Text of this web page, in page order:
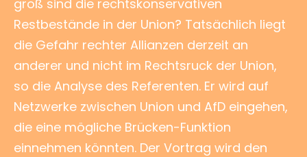
groß sind die rechtskonservativen
Restbestände in der Union? Tatsächlich liegt
die Gefahr rechter Allianzen derzeit an
anderer und nicht im Rechtsruck der Union,
so die Analyse des Referenten. Er wird auf
Netzwerke zwischen Union und AfD eingehen,
die eine mögliche Brücken-Funktion
einnehmen könnten. Der Vortrag wird den